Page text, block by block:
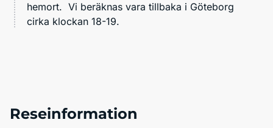
hemort. Vi beräknas vara tillbaka i Göteborg
cirka klockan 18-19.
Reseinformation